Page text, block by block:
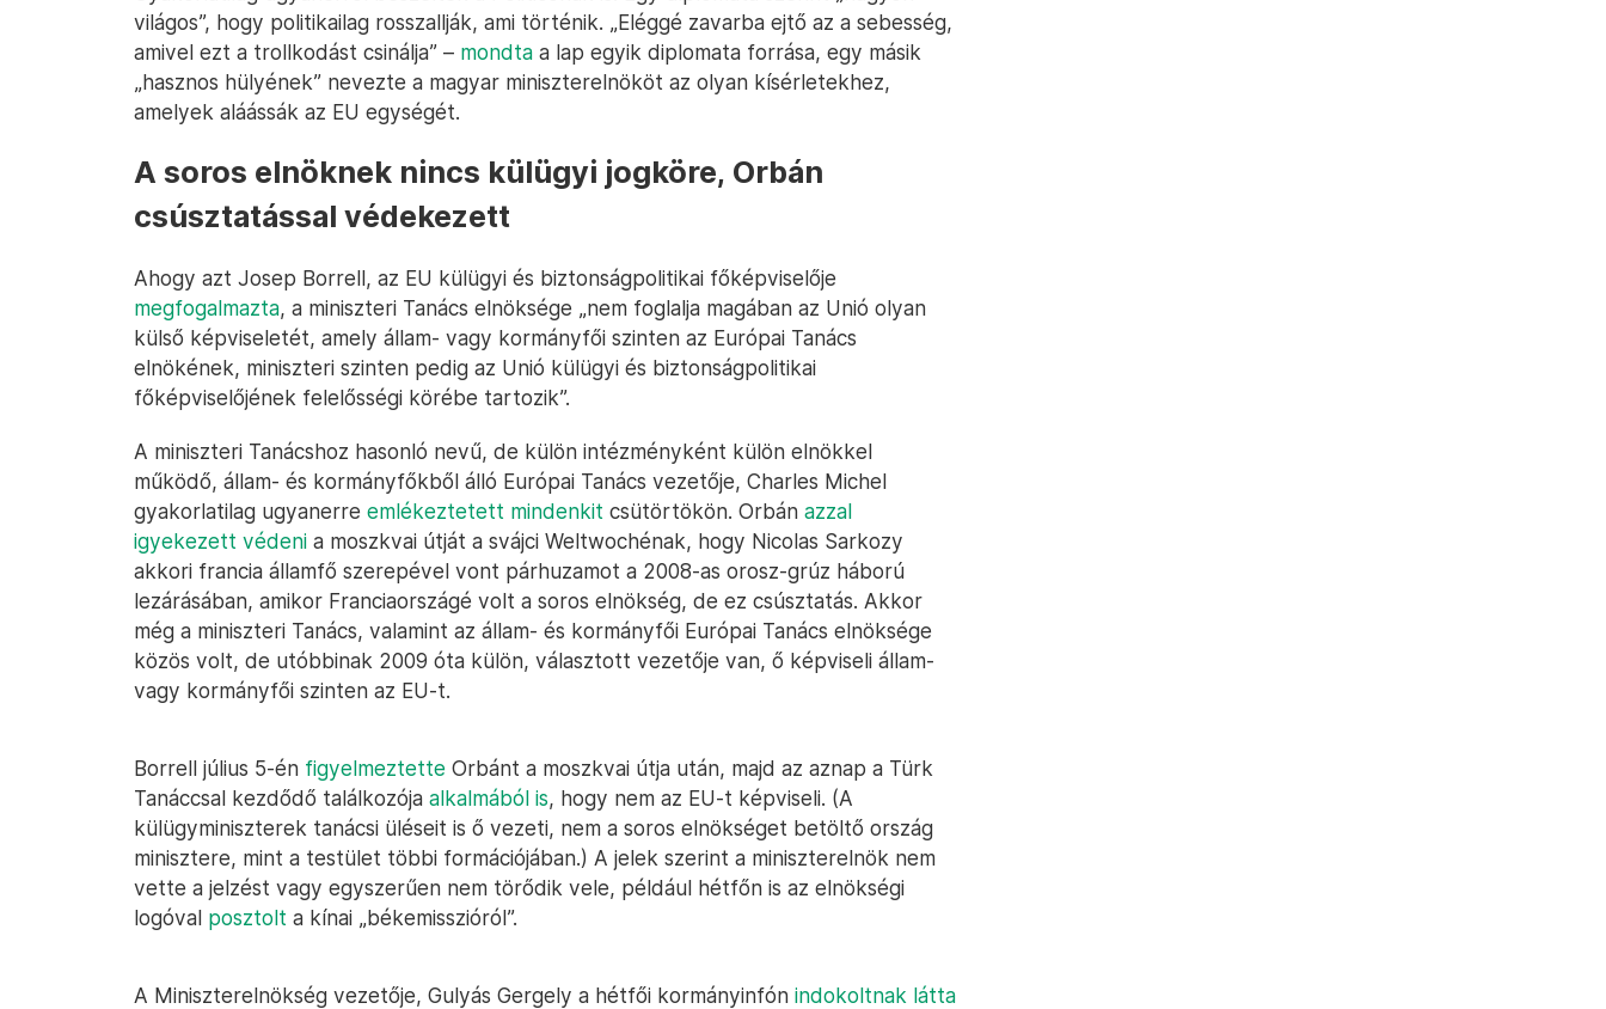
világos”, hogy politikailag rosszallják, ami történik. „Eléggé zavarba ejtő az a sebesség,
amivel ezt a trollkodást csinálja” – mondta a lap egyik diplomata forrása, egy másik
„hasznos hülyének” nevezte a magyar miniszterelnököt az olyan kísérletekhez,
amelyek aláássák az EU egységét.
A soros elnöknek nincs külügyi jogköre, Orbán
csúsztatással védekezett
Ahogy azt Josep Borrell, az EU külügyi és biztonságpolitikai főképviselője
megfogalmazta, a miniszteri Tanács elnöksége „nem foglalja magában az Unió olyan
külső képviseletét, amely állam- vagy kormányfői szinten az Európai Tanács
elnökének, miniszteri szinten pedig az Unió külügyi és biztonságpolitikai
főképviselőjének felelősségi körébe tartozik”.
A miniszteri Tanácshoz hasonló nevű, de külön intézményként külön elnökkel
működő, állam- és kormányfőkből álló Európai Tanács vezetője, Charles Michel
gyakorlatilag ugyanerre emlékeztetett mindenkit csütörtökön. Orbán azzal
igyekezett védeni a moszkvai útját a svájci Weltwochénak, hogy Nicolas Sarkozy
akkori francia államfő szerepével vont párhuzamot a 2008-as orosz-grúz háború
lezárásában, amikor Franciaországé volt a soros elnökség, de ez csúsztatás. Akkor
még a miniszteri Tanács, valamint az állam- és kormányfői Európai Tanács elnöksége
közös volt, de utóbbinak 2009 óta külön, választott vezetője van, ő képviseli állam-
vagy kormányfői szinten az EU-t.
Borrell július 5-én figyelmeztette Orbánt a moszkvai útja után, majd az aznap a Türk
Tanáccsal kezdődő találkozója alkalmából is, hogy nem az EU-t képviseli. (A
külügyminiszterek tanácsi üléseit is ő vezeti, nem a soros elnökséget betöltő ország
minisztere, mint a testület többi formációjában.) A jelek szerint a miniszterelnök nem
vette a jelzést vagy egyszerűen nem törődik vele, például hétfőn is az elnökségi
logóval posztolt a kínai „békemisszióról”.
A Miniszterelnökség vezetője, Gulyás Gergely a hétfői kormányinfón indokoltnak látta